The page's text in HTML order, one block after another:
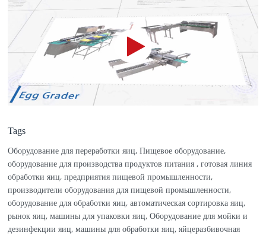
Tags
Оборудование для переработки яиц, Пищевое оборудование,
оборудование для производства продуктов питания , готовая линия
обработки яиц, предприятия пищевой промышленности,
производители оборудования для пищевой промышленности,
оборудование для обработки яиц, автоматическая сортировка яиц,
рынок яиц, машины для упаковки яиц, Оборудование для мойки и
дезинфекции яиц, машины для обработки яиц, яйцеразбивочная